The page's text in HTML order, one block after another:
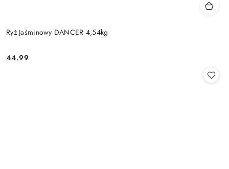
Ryż Jaśminowy DANCER 4,54kg
Cena:
44.99